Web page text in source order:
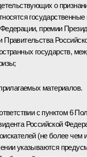
о
премии
Правительства
государств,
материалов.
с пунктом 6
Российской
(не более чем
указываются